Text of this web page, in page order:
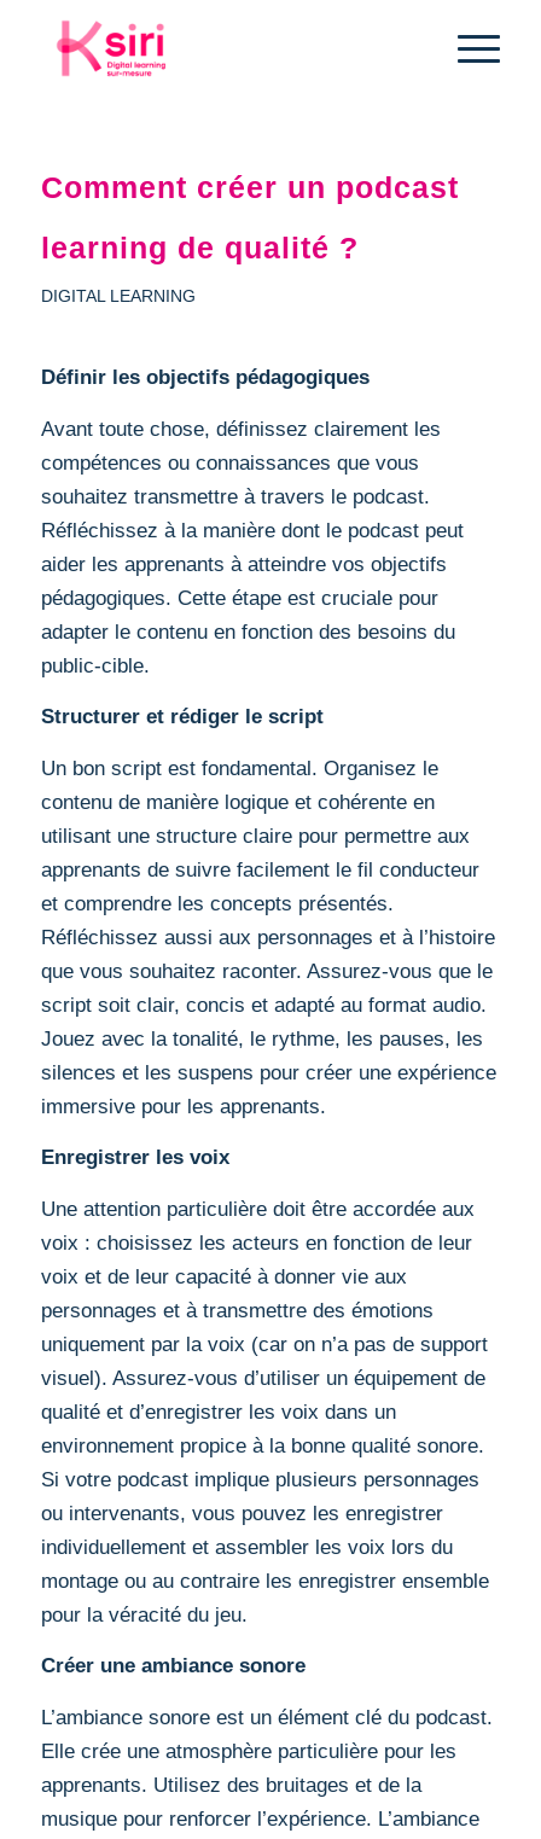
Comment créer un podcast
learning de qualité ?
DIGITAL LEARNING
Définir les objectifs pédagogiques
Avant toute chose, définissez clairement les
compétences ou connaissances que vous
souhaitez transmettre à travers le podcast.
Réfléchissez à la manière dont le podcast peut
aider les apprenants à atteindre vos objectifs
pédagogiques. Cette étape est cruciale pour
adapter le contenu en fonction des besoins du
public-cible.
Structurer et rédiger le script
Un bon script est fondamental. Organisez le
contenu de manière logique et cohérente en
utilisant une structure claire pour permettre aux
apprenants de suivre facilement le fil conducteur
et comprendre les concepts présentés.
Réfléchissez aussi aux personnages et à l’histoire
que vous souhaitez raconter. Assurez-vous que le
script soit clair, concis et adapté au format audio.
Jouez avec la tonalité, le rythme, les pauses, les
silences et les suspens pour créer une expérience
immersive pour les apprenants.
Enregistrer les voix
Une attention particulière doit être accordée aux
voix : choisissez les acteurs en fonction de leur
voix et de leur capacité à donner vie aux
personnages et à transmettre des émotions
uniquement par la voix (car on n’a pas de support
visuel). Assurez-vous d’utiliser un équipement de
qualité et d’enregistrer les voix dans un
environnement propice à la bonne qualité sonore.
Si votre podcast implique plusieurs personnages
ou intervenants, vous pouvez les enregistrer
individuellement et assembler les voix lors du
montage ou au contraire les enregistrer ensemble
pour la véracité du jeu.
Créer une ambiance sonore
L’ambiance sonore est un élément clé du podcast.
Elle crée une atmosphère particulière pour les
apprenants. Utilisez des bruitages et de la
musique pour renforcer l’expérience. L’ambiance